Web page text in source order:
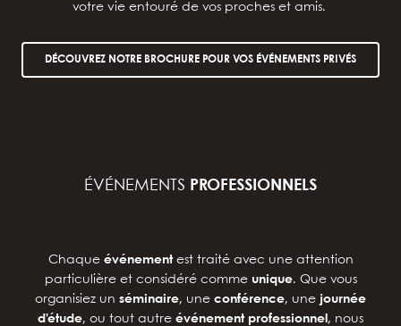
votre vie entouré de vos proches et amis.
DÉCOUVREZ NOTRE BROCHURE POUR VOS ÉVÉNEMENTS PRIVÉS
ÉVÉNEMENTS PROFESSIONNELS
Chaque événementest traité avec une attention
particulière et considéré comme unique. Que vous
organisiez un séminaire, une conférence, une journée
d’étude, ou tout autre événement professionnel , nous